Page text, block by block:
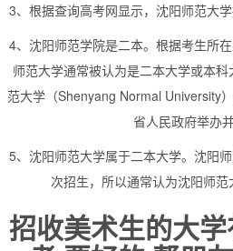
3、根据查询高考网显示，沈阳师范大
4、沈阳师范学院是二本。根据考生所
师范大学通常被认为是二本大学或本
范大学（Shenyang Normal University
省人民政府举办并
5、沈阳师范大学属于二本大学。沈阳
次招生，所以通常认为沈阳师范
招收美术生的大